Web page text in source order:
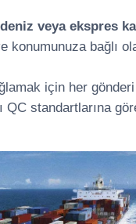
veya ekspres
konumunuza bağlı
için her
QC standartlarına